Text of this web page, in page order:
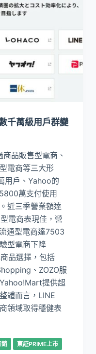
千萬級用戶群變
品販售型電商、
電商等三大形
用戶、Yahoo的
萬支付使用
近三季營業額達
電商表現佳，營
通型電商達7503
型電商下降
品選擇，包括
、ZOZO服
提供超
體而言，LINE
領域取得穩健表
銷
東証PRIME上市